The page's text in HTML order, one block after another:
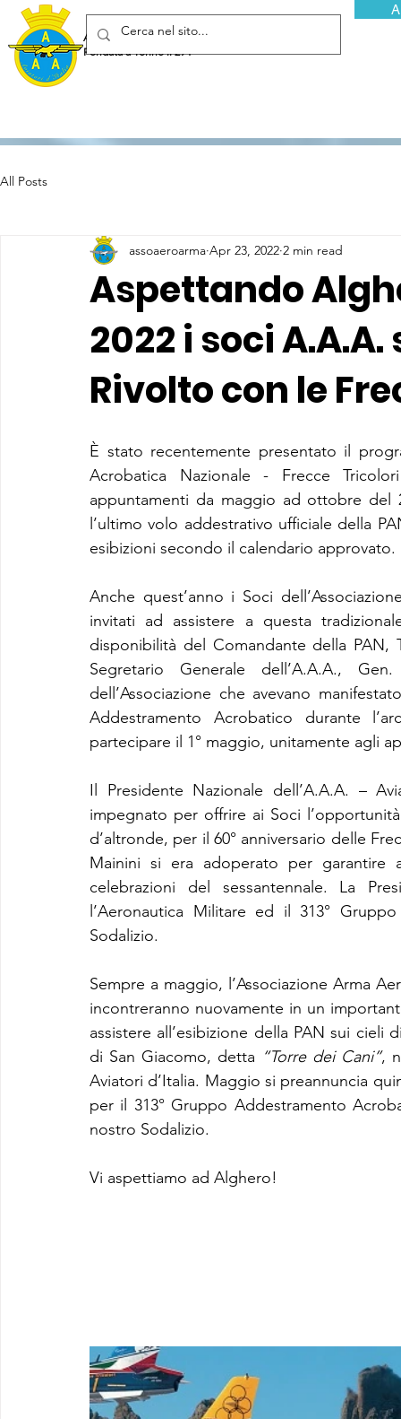
Associazione Arma Aeronautica - Aviatori d'Italia ETS
Fondata a Torino il 29 febbraio 1952
All Posts
Aspettando
2022 i soci
Rivolto con le
assoaeroarma Apr 23, 2022 2 min read
È stato recentemente presentato il
Acrobatica Nazionale - Frecce
appuntamenti da maggio ad ottobre del
l’ultimo volo addestrativo ufficiale della
esibizioni secondo il calendario approvato.
Anche quest’anno i Soci
invitati ad assistere a questa
disponibilità del Comandante della
Segretario Generale dell’A.A.A.,
dell’Associazione che avevano
Addestramento Acrobatico durante
partecipare il 1° maggio, unitamente agli
Il Presidente Nazionale dell’A.A.A. –
impegnato per offrire ai Soci
d’altronde, per il 60° anniversario delle
Mainini si era adoperato per
celebrazioni del sessantennale. La
l’Aeronautica Militare ed il 313°
Sodalizio.
Sempre a maggio, l’Associazione Arma
incontreranno nuovamente in un
assistere all’esibizione della PAN sui
di San Giacomo, detta “Torre dei Cani”,
Aviatori d’Italia. Maggio si preannuncia
per il 313° Gruppo Addestramento
nostro Sodalizio.
Vi aspettiamo ad Alghero!